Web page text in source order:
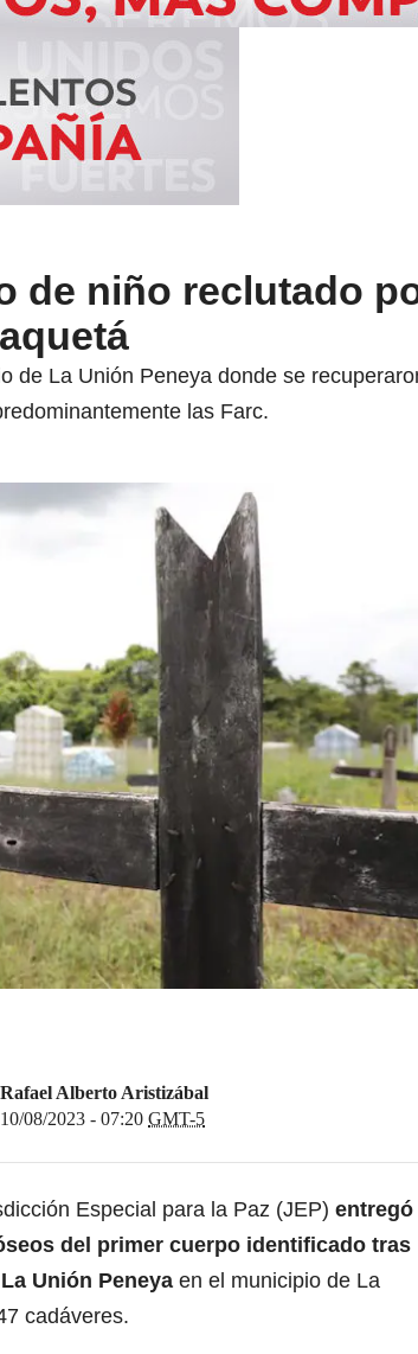
de niño reclutado
de La Unión Peneya donde se
las Farc.
Rafael Alberto Aristizábal
10/08/2023 - 07:20 GMT-5
Especial para la Paz (JEP) entregó
del primer cuerpo identificado tras
Unión Peneya en el municipio de La
cadáveres.